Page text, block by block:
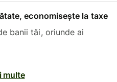
economisește la taxe
banii tăi, oriunde ai
multe